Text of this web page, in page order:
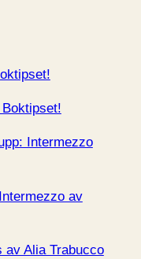
Intermezzo
av
av Alia Trabucco